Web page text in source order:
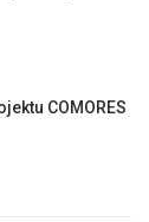
COMORES